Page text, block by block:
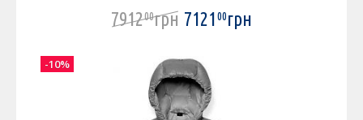
791200грн 712100грн
-10%